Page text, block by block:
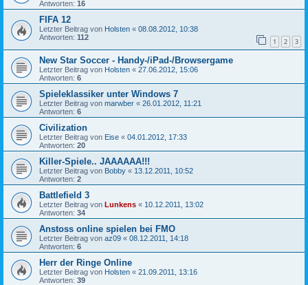
Antworten: 16
FIFA 12
Letzter Beitrag von Holsten « 08.08.2012, 10:38
Antworten: 112 1 2 3
New Star Soccer - Handy-/iPad-/Browsergame
Letzter Beitrag von Holsten « 27.06.2012, 15:06
Antworten: 6
Spieleklassiker unter Windows 7
Letzter Beitrag von marwber « 26.01.2012, 11:21
Antworten: 6
Civilization
Letzter Beitrag von Eise « 04.01.2012, 17:33
Antworten: 20
Killer-Spiele.. JAAAAAA!!!
Letzter Beitrag von Bobby « 13.12.2011, 10:52
Antworten: 2
Battlefield 3
Letzter Beitrag von Lunkens « 10.12.2011, 13:02
Antworten: 34
Anstoss online spielen bei FMO
Letzter Beitrag von az09 « 08.12.2011, 14:18
Antworten: 6
Herr der Ringe Online
Letzter Beitrag von Holsten « 21.09.2011, 13:16
Antworten: 39